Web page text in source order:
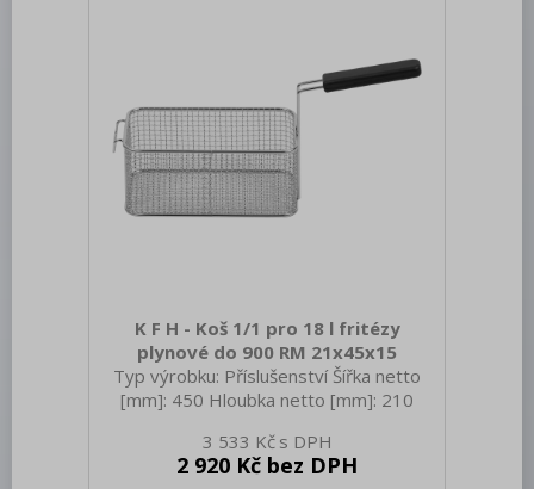
K F H - Koš 1/1 pro 18 l fritézy
plynové do 900 RM 21x45x15
Typ výrobku: Příslušenství Šířka netto
[mm]: 450 Hloubka netto [mm]: 210
[kg]: 1.30 Šířka brutto [mm]: 450
Hloubka brutto [mm]: 210 Výška brutto
3 533 Kč
2 920 Kč bez DPH